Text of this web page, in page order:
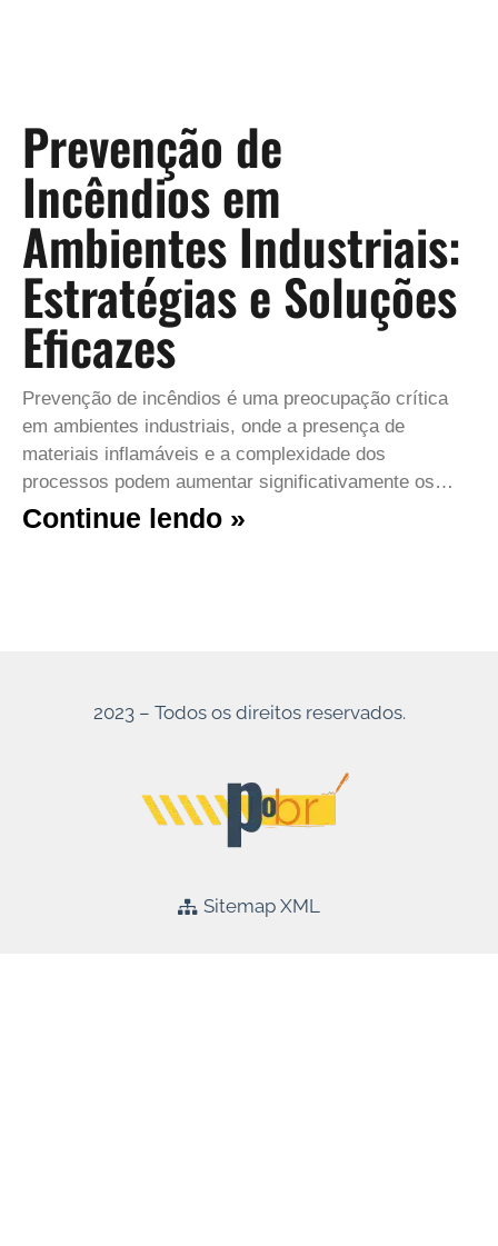
Prevenção de
Incêndios em
Ambientes Industriais:
Estratégias e Soluções
Eficazes
Prevenção de incêndios é uma preocupação crítica
em ambientes industriais, onde a presença de
materiais inflamáveis e a complexidade dos
processos podem aumentar significativamente os…
Continue lendo »
2023 – Todos os direitos reservados.
Sitemap XML